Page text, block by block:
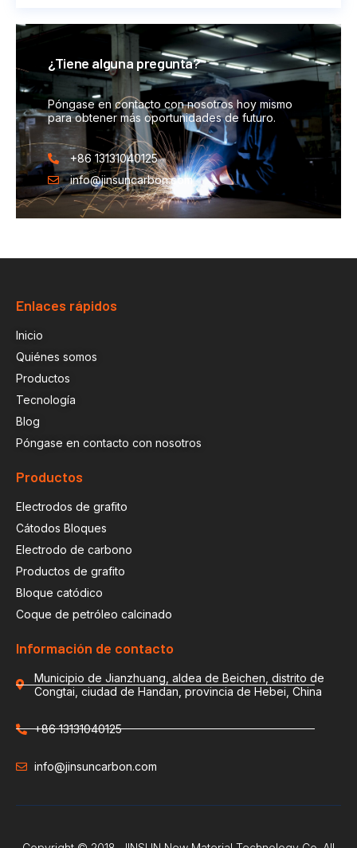
¿Tiene alguna pregunta?
Póngase en contacto con nosotros hoy mismo
para obtener más oportunidades de futuro.
+86 13131040125
info@jinsuncarbon.com
Enlaces rápidos
Inicio
Quiénes somos
Productos
Tecnología
Blog
Póngase en contacto con nosotros
Productos
Electrodos de grafito
Cátodos Bloques
Electrodo de carbono
Productos de grafito
Bloque catódico
Coque de petróleo calcinado
Información de contacto
Municipio de Jianzhuang, aldea de Beichen, distrito de
Congtai, ciudad de Handan, provincia de Hebei, China
+86 13131040125
info@jinsuncarbon.com